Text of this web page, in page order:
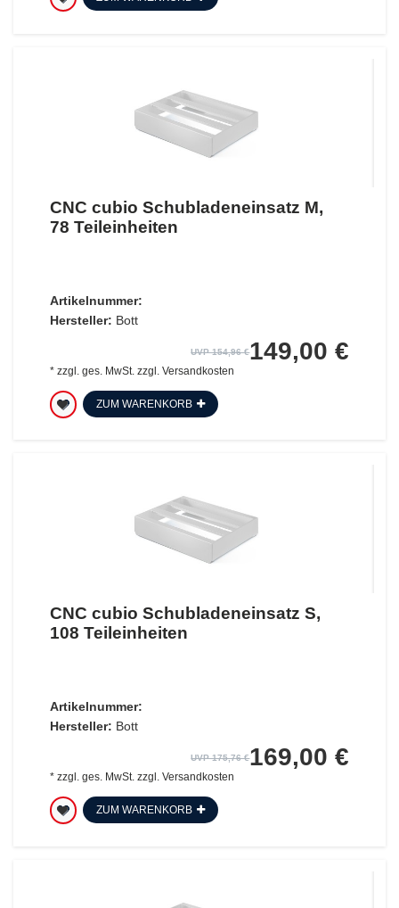
CNC cubio Schubladeneinsatz M,
78 Teileinheiten
Artikelnummer:
Hersteller: Bott
UVP 154,96 €149,00 €
* zzgl. ges. MwSt. zzgl. Versandkosten
ZUM WARENKORB
CNC cubio Schubladeneinsatz S,
108 Teileinheiten
Artikelnummer:
Hersteller: Bott
UVP 175,76 €169,00 €
* zzgl. ges. MwSt.zzgl. Versandkosten
ZUM WARENKORB